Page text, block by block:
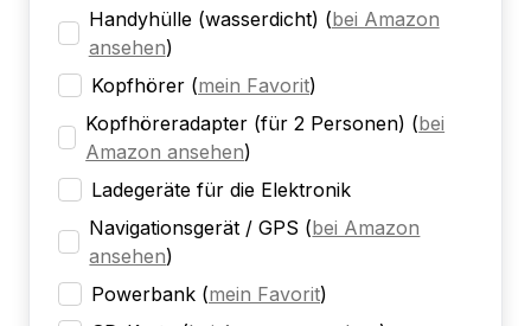
Handyhülle (wasserdicht) (bei Amazon
ansehen)
Kopfhörer (mein Favorit)
Kopfhöreradapter (für 2 Personen) (bei
Amazon ansehen)
Ladegeräte für die Elektronik
Navigationsgerät / GPS (bei Amazon
ansehen)
Powerbank (mein Favorit)